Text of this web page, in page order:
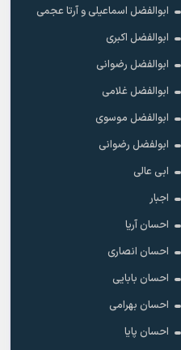
ابوالفضل اسماعیلی و آرتا عجمی
ابوالفضل اکبری
ابوالفضل رضوانی
ابوالفضل غلامی
ابوالفضل موسوی
ابولفضل رضوانی
ابی عالی
اجبار
احسان آریا
احسان انصاری
احسان بابایی
احسان بهرامی
احسان پایا